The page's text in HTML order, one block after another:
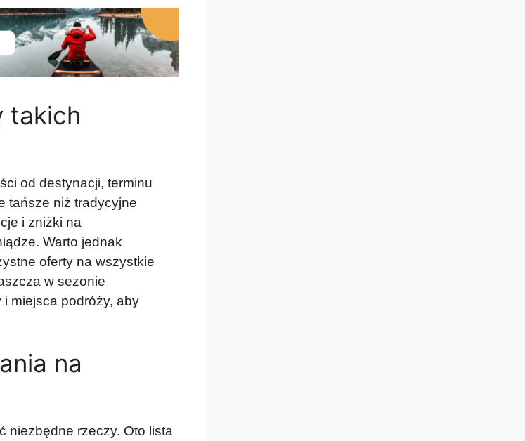
takich
od destynacji, terminu
tańsze niż tradycyjne
i zniżki na
Warto jednak
oferty na wszystkie
w sezonie
miejsca podróży, aby
na
niezbędne rzeczy. Oto lista